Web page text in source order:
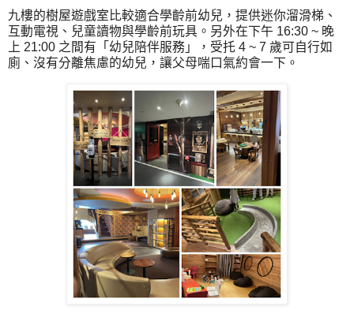
九樓的樹屋遊戲室比較適合學齡前幼兒，提供迷你溜滑梯、
互動電視、兒童讀物與學齡前玩具。另外在下午 16:30 ~ 晚
上 21:00 之間有「幼兒陪伴服務」，受托 4 ~ 7 歲可自行如
廁、沒有分離焦慮的幼兒，讓父母喘口氣約會一下。